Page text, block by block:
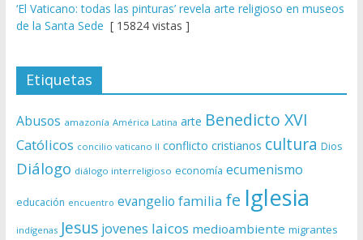
‘El Vaticano: todas las pinturas’ revela arte religioso en museos
de la Santa Sede [ 15824 vistas ]
Etiquetas
Abusos amazonía América Latina arte Benedicto XVI
Católicos concilio vaticano II conflicto cristianos cultura Dios
Diálogo diálogo interreligioso economía ecumenismo
educación encuentro evangelio familia fe Iglesia
indígenas Jesus jovenes laicos medioambiente migrantes